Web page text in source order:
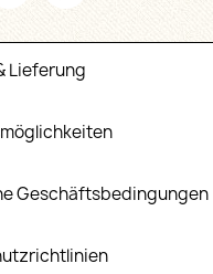
Lieferung
Geschäftsbedingungen